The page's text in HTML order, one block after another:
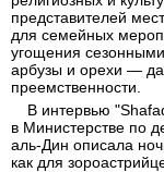
представителей
для семейных
угощения сезонными
арбузы и орехи —
преемственности.
В интервью
в Министерстве по
аль-Дин описала
как для